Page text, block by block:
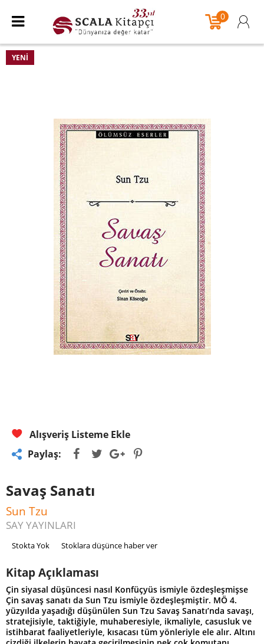
0
YENI
Alışveriş Listeme Ekle
Paylaş:
Savaş Sanatı
Sun Tzu
SAY YAYINLARI
Stokta Yok Stoklara düşünce haber ver
Kitap Açıklaması
Çin siyasal düşüncesi nasıl Konfüçyüs ismiyle özdeşleşmişse
Çin savaş sanatı da Sun Tzu ismiyle özdeşleşmiştir. MÖ 4.
yüzyılda yaşadığı düşünülen Sun Tzu Savaş Sanatı’nda savaşı,
stratejisiyle, taktiğiyle, muhaberesiyle, ikmaliyle, casusluk ve
istihbarat faaliyetleriyle, kısacası tüm yönleriyle ele alır. Altını